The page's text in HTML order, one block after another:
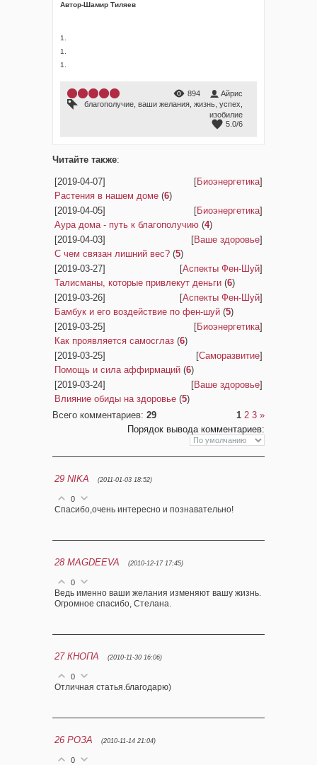
Автор-Шамир Тиляев
1.
1.
1.
894
Айрис
благополучие ваши желания жизнь успех
изобилие
5.0/6
Читайте также:
[2019-04-07] [Биоэнергетика]
Растения в нашем доме (6)
[2019-04-05]
[Биоэнергетика]
Аура дома - путь к благополучию (4)
[2019-04-03]
[Ваше здоровье]
С чем связан лишний вес? (5)
[2019-03-27]
[Аспекты Фен-Шуй]
Талисманы, которые привлекут деньги (6)
[2019-03-26]
[Аспекты Фен-Шуй]
Бамбук и его воздействие по фен-шуй (5)
[2019-03-25]
[Биоэнергетика]
Как проявляется самосглаз (6)
[2019-03-25]
[Саморазвитие]
Помощь и сила аффирмаций (6)
[2019-03-24]
[Ваше здоровье]
Влияние обиды на здоровье (5)
Всего комментариев: 29 1 2 3 »
Порядок вывода комментариев:
29 NIKA (2011-01-03 18:52)
0
Спасибо,очень интересно и познавательно!
28 MAGDEEVA (2010-12-17 17:45)
0
Ведь именно ваши желания изменяют вашу жизнь.
Огромное спасибо, Стелана.
27 КНОПА (2010-11-30 16:06)
0
Отличная статья.благодарю)
26 РОЗА (2010-11-14 21:04)
0